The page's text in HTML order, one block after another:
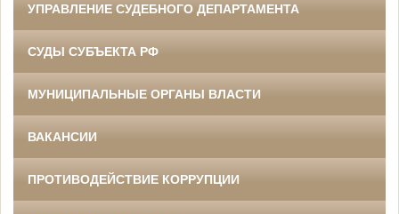
УПРАВЛЕНИЕ СУДЕБНОГО ДЕПАРТАМЕНТА
СУДЫ СУБЪЕКТА РФ
МУНИЦИПАЛЬНЫЕ ОРГАНЫ ВЛАСТИ
ВАКАНСИИ
ПРОТИВОДЕЙСТВИЕ КОРРУПЦИИ